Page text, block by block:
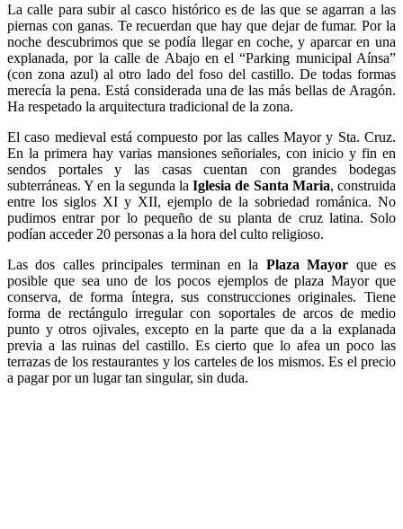
La calle para subir al casco histórico es de las que se agarran a las
piernas con ganas. Te recuerdan que hay que dejar de fumar. Por la
noche descubrimos que se podía llegar en coche, y aparcar en una
explanada, por la calle de Abajo en el “Parking municipal Aínsa”
(con zona azul) al otro lado del foso del castillo. De todas formas
merecía la pena. Está considerada una de las más bellas de Aragón.
Ha respetado la arquitectura tradicional de la zona.
El caso medieval está compuesto por las calles Mayor y Sta. Cruz.
En la primera hay varias mansiones señoriales, con inicio y fin en
sendos portales y las casas cuentan con grandes bodegas
subterráneas. Y en la segunda laIglesia de Santa Maria, construida
entre los siglos XI y XII, ejemplo de la sobriedad románica. No
pudimos entrar por lo pequeño de su planta de cruz latina. Solo
podían acceder 20 personas a la hora del culto religioso.
Las dos calles principales terminan en la Plaza Mayor que es
posible que sea uno de los pocos ejemplos de plaza Mayor que
conserva, de forma íntegra, sus construcciones originales. Tiene
forma de rectángulo irregular con soportales de arcos de medio
punto y otros ojivales, excepto en la parte que da a la explanada
previa a las ruinas del castillo. Es cierto que lo afea un poco las
terrazas de los restaurantes y los carteles de los mismos. Es el precio
a pagar por un lugar tan singular, sin duda.